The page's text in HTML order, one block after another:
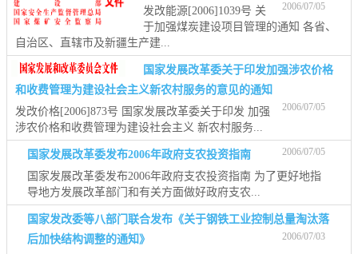
2006/07/05
发改能源[2006]1039号 关
于加强煤炭建设项目管理的通知 各省、
自治区、直辖市及新疆生产建...
国家发展改革委关于印发加强涉农价格
和收费管理为建设社会主义新农村服务的意见的通知
2006/07/05
发改价格[2006]873号 国家发展改革委关于印发 加强
涉农价格和收费管理为建设社会主义 新农村服务...
国家发展改革委发布2006年政府支农投资指南 2006/07/05
国家发展改革委发布2006年政府支农投资指南 为了更好地指
导地方发展改革部门和有关方面做好政府支农...
国家发改委等八部门联合发布《关于钢铁工业控制总量淘汰落
后加快结构调整的通知》
2006/07/03